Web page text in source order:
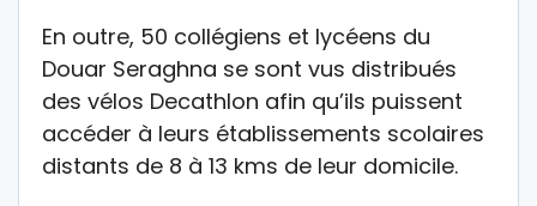
En outre, 50 collégiens et lycéens du
Douar Seraghna se sont vus distribués
des vélos Decathlon afin qu’ils puissent
accéder à leurs établissements scolaires
distants de 8 à 13 kms de leur domicile.